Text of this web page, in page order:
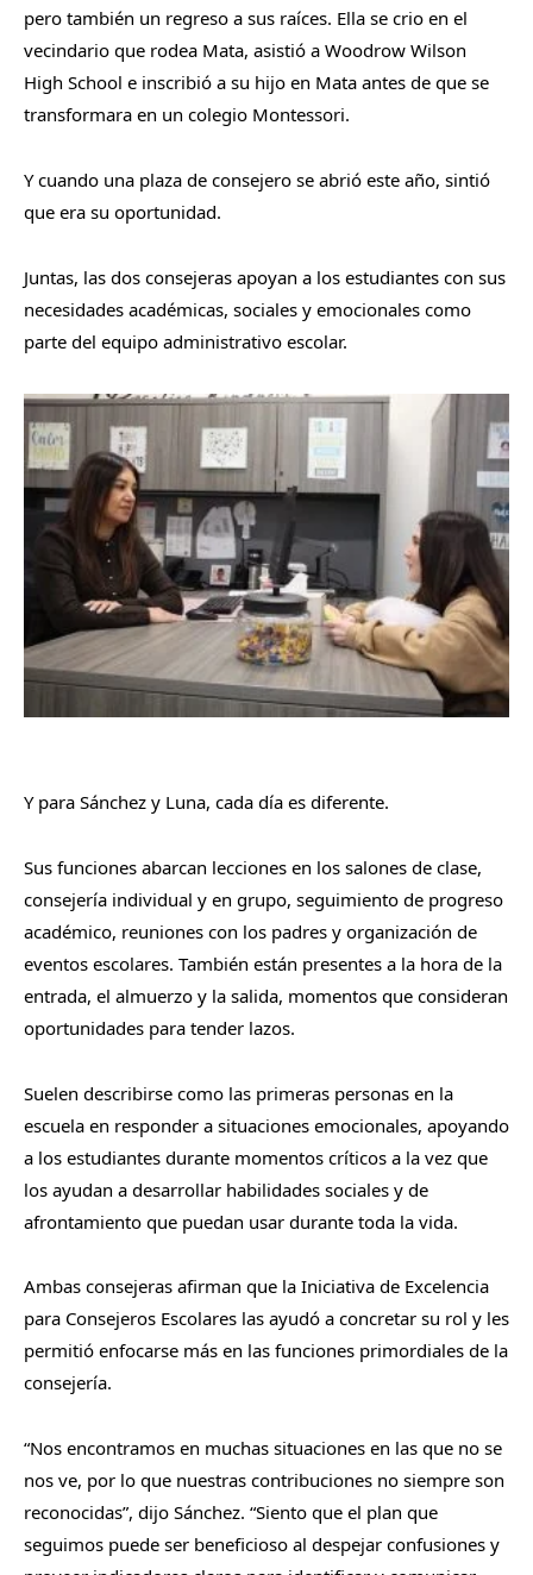
pero también un regreso a sus raíces. Ella se crio en el
vecindario que rodea Mata, asistió a Woodrow Wilson
High School e inscribió a su hijo en Mata antes de que se
transformara en un colegio Montessori.
Y cuando una plaza de consejero se abrió este año, sintió
que era su oportunidad.
Juntas, las dos consejeras apoyan a los estudiantes con sus
necesidades académicas, sociales y emocionales como
parte del equipo administrativo escolar.
Y para Sánchez y Luna, cada día es diferente.
Sus funciones abarcan lecciones en los salones de clase,
consejería individual y en grupo, seguimiento de progreso
académico, reuniones con los padres y organización de
eventos escolares. También están presentes a la hora de la
entrada, el almuerzo y la salida, momentos que consideran
oportunidades para tender lazos.
Suelen describirse como las primeras personas en la
escuela en responder a situaciones emocionales, apoyando
a los estudiantes durante momentos críticos a la vez que
los ayudan a desarrollar habilidades sociales y de
afrontamiento que puedan usar durante toda la vida.
Ambas consejeras afirman que la Iniciativa de Excelencia
para Consejeros Escolares las ayudó a concretar su rol y les
permitió enfocarse más en las funciones primordiales de la
consejería.
“Nos encontramos en muchas situaciones en las que no se
nos ve, por lo que nuestras contribuciones no siempre son
reconocidas”, dijo Sánchez. “Siento que el plan que
seguimos puede ser beneficioso al despejar confusiones y